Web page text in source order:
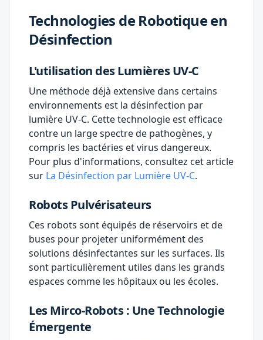
Technologies de Robotique en
Désinfection
L'utilisation des Lumières UV-C
Une méthode déjà extensive dans certains
environnements est la désinfection par
lumière UV-C. Cette technologie est efficace
contre un large spectre de pathogènes, y
compris les bactéries et virus dangereux.
Pour plus d'informations, consultez cet article
sur La Désinfection par Lumière UV-C.
Robots Pulvérisateurs
Ces robots sont équipés de réservoirs et de
buses pour projeter uniformément des
solutions désinfectantes sur les surfaces. Ils
sont particulièrement utiles dans les grands
espaces comme les hôpitaux ou les écoles.
Les Mirco-Robots : Une Technologie
Émergente